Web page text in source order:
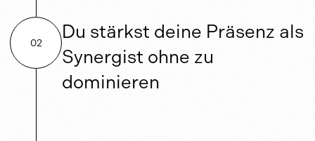
02
Du stärkst deine Präsenz als
Synergist ohne zu
dominieren